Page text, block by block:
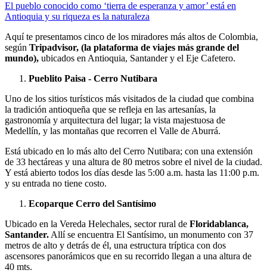
El pueblo conocido como ‘tierra de esperanza y amor’ está en
Antioquia y su riqueza es la naturaleza
Aquí te presentamos cinco de los miradores más altos de Colombia,
según Tripadvisor, (la plataforma de viajes más grande del
mundo), ubicados en Antioquia, Santander y el Eje Cafetero.
Pueblito Paisa - Cerro Nutibara
Uno de los sitios turísticos más visitados de la ciudad que combina
la tradición antioqueña que se refleja en las artesanías, la
gastronomía y arquitectura del lugar; la vista majestuosa de
Medellín, y las montañas que recorren el Valle de Aburrá.
Está ubicado en lo más alto del Cerro Nutibara; con una extensión
de 33 hectáreas y una altura de 80 metros sobre el nivel de la ciudad.
Y está abierto todos los días desde las 5:00 a.m. hasta las 11:00 p.m.
y su entrada no tiene costo.
Ecoparque Cerro del Santísimo
Ubicado en la Vereda Helechales, sector rural de Floridablanca,
Santander. Allí se encuentra El Santísimo, un monumento con 37
metros de alto y detrás de él, una estructura tríptica con dos
ascensores panorámicos que en su recorrido llegan a una altura de
40 mts.